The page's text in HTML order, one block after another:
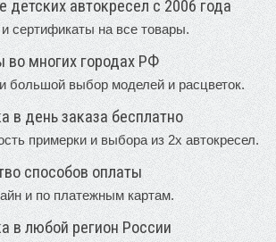
детских автокресел с 2006 года
и сертификаты на все товары.
во многих городах РФ
большой выбор моделей и расцветок.
в день заказа бесплатно
примерки и выбора из 2х автокресел.
способов оплаты
и по платежным картам.
в любой регион России